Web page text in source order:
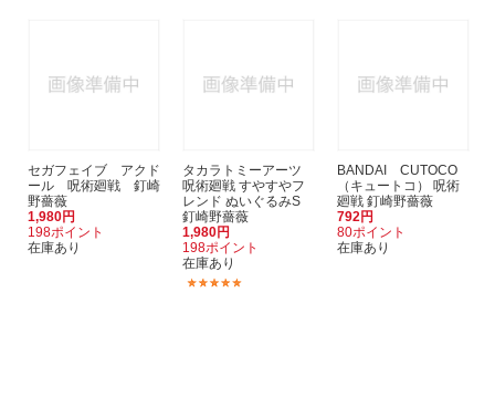
セガフェイブ アクド
ール 呪術廻戦 釘崎
野薔薇
1,980円
198ポイント
在庫あり
タカラトミーアーツ
呪術廻戦 すやすやフ
レンド ぬいぐるみS
釘崎野薔薇
1,980円
198ポイント
在庫あり
BANDAI CUTOCO
（キュートコ） 呪術
廻戦 釘崎野薔薇
792円
80ポイント
在庫あり